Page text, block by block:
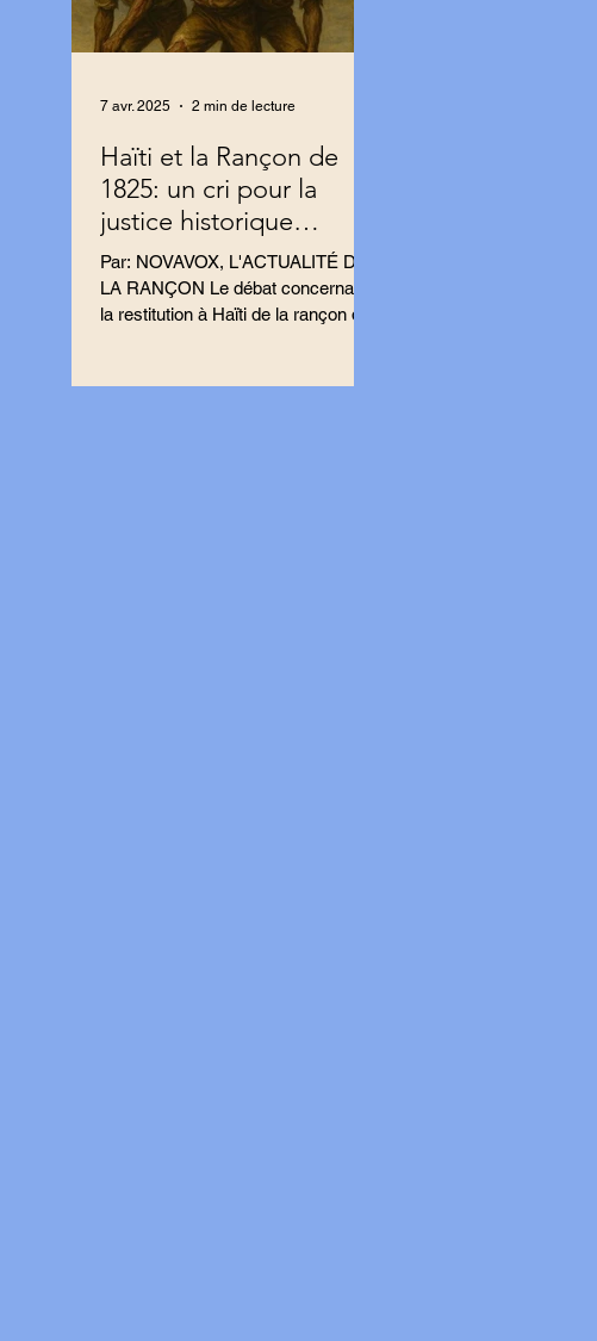
Haïti et la Rançon de
1825: un cri pour la
justice historique
résonne en France.
Par: NOVAVOX, L'ACTUALITÉ DE
LA RANÇON Le débat concernant
la restitution à Haïti de la rançon de
7 avr. 2025 2 min de lecture